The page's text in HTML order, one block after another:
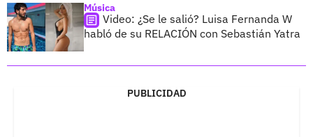
Música
Video: ¿Se le salió? Luisa Fernanda W
habló de su RELACIÓN con Sebastián Yatra
PUBLICIDAD